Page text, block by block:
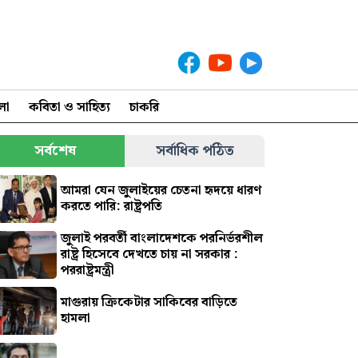
কবিতা ও সাহিত্য চাকরি
সর্বশেষ সর্বাধিক পঠিত
আমরা যেন জুলাইয়ের চেতনা হৃদয়ে ধারণ
করতে পারি: রাষ্ট্রপতি
জুলাই পরবর্তী বাংলাদেশকে পরনির্ভরশীল
রাষ্ট্র হিসেবে দেখতে চায় না সরকার :
পররাষ্ট্রমন্ত্রী
মাগুরায় ক্রিকেটার সাকিবের বাড়িতে
হামলা